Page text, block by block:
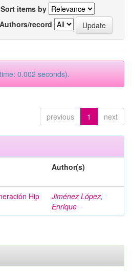
Sort items by
Authors/record
0.002 seconds).
previous 1 next
Author(s)
Hip
Jiménez López,
Enrique